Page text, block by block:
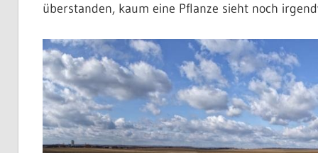
überstanden, kaum eine Pflanze sieht noch